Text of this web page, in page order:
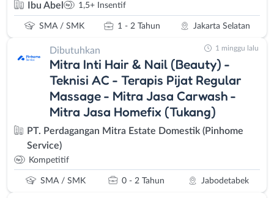
Ibu Abel 1,5+ Insentif
SMA / SMK 1 - 2 Tahun Jakarta Selatan
Dibutuhkan
Mitra Inti Hair & Nail (Beauty) -
Teknisi AC - Terapis Pijat Regular
Massage - Mitra Jasa Carwash -
Mitra Jasa Homefix (Tukang)
PT. Perdagangan Mitra Estate Domestik (Pinhome
Service)
Kompetitif
SMA / SMK 0 - 2 Tahun Jabodetabek
1 minggu lalu